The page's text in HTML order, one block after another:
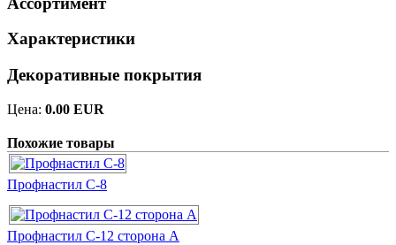
Характеристики
Декоративные покрытия
Цена: 0.00 EUR
Похожие товары
Профнастил С-8
Профнастил С-12 сторона А